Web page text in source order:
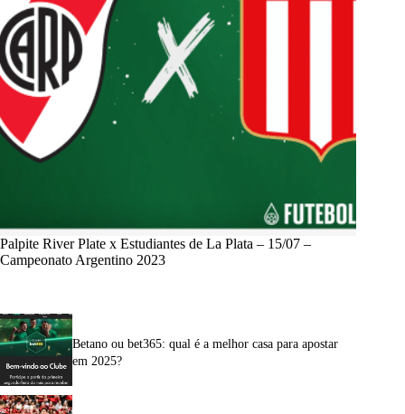
Palpite River Plate x Estudiantes de La Plata – 15/07 –
Campeonato Argentino 2023
Betano ou bet365: qual é a melhor casa para apostar
em 2025?